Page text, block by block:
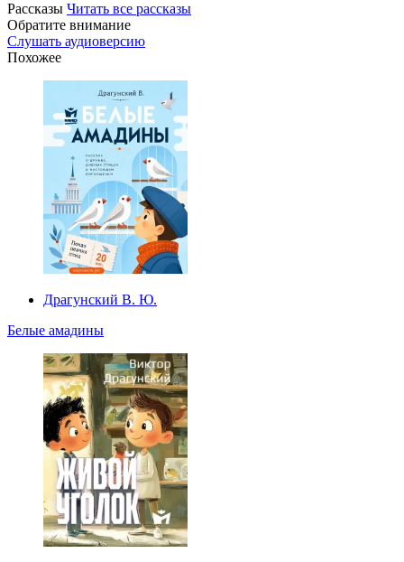
Рассказы Читать все рассказы
Обратите внимание
Слушать аудиоверсию
Похожее
Драгунский В. Ю.
Белые амадины